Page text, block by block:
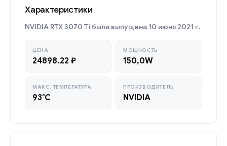
Характеристики
NVIDIA RTX 3070 Ti была выпущена 10 июня 2021 г.
ЦЕНА
24898.22 ₽
МОЩНОСТЬ
150,0W
МАКС. ТЕМПЕРАТУРА
93°C
ПРОИЗВОДИТЕЛЬ
NVIDIA